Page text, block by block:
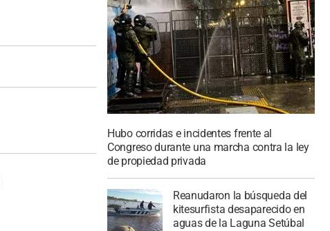
Hubo corridas e incidentes frente al
Congreso durante una marcha contra la ley
de propiedad privada
Reanudaron la búsqueda del
kitesurfista desaparecido en
aguas de la Laguna Setúbal